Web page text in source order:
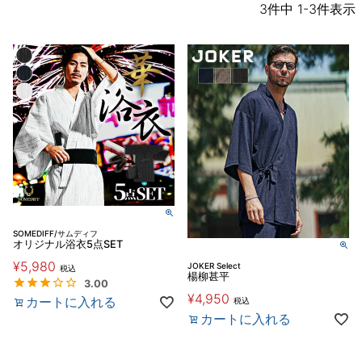
3件中 1-3件表示
SOMEDIFF/サムディフ
オリジナル浴衣5点SET
¥5,980 税込
3.00
カートに入れる
JOKER Select
楊柳甚平
¥4,950 税込
カートに入れる